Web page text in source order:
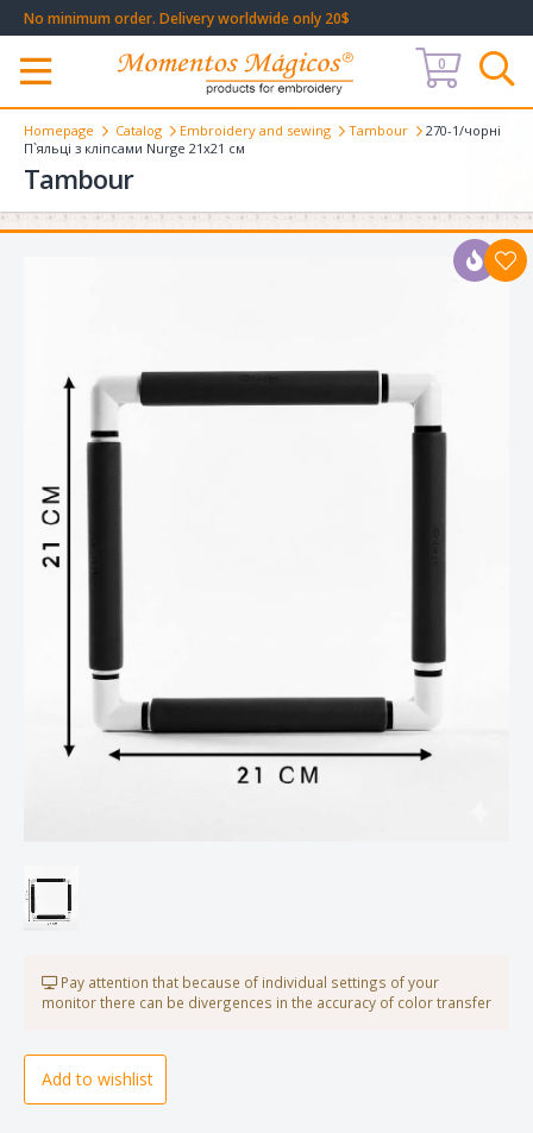
No minimum order. Delivery worldwide only 20$
Меню
0
Homepage Catalog Embroidery and sewing Tambour
270-1/чорні
П`яльці з кліпсами Nurge 21х21 см
Tambour
Pay attention that because of individual settings of your
monitor there can be divergences in the accuracy of color transfer
Add to wishlist